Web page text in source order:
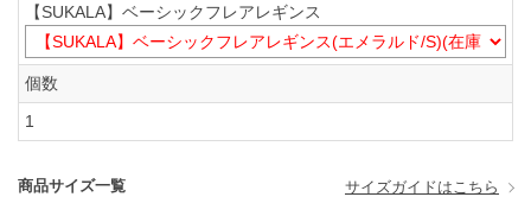
【SUKALA】ベーシックフレアレギンス
個数
1
商品サイズ一覧 サイズガイドはこちら